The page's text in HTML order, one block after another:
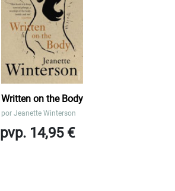
Written on the Body
por Jeanette Winterson
pvp. 14,95 €